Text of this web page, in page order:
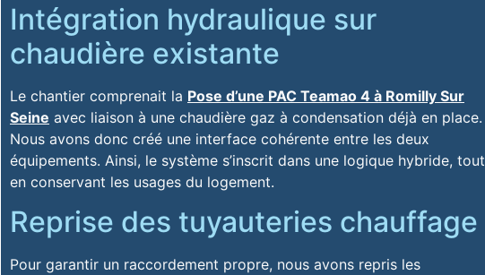
Intégration hydraulique sur
chaudière existante
Le chantier comprenait la Pose d’une PAC Teamao 4 à Romilly Sur
Seine avec liaison à une chaudière gaz à condensation déjà en place.
Nous avons donc créé une interface cohérente entre les deux
équipements. Ainsi, le système s’inscrit dans une logique hybride, tout
en conservant les usages du logement.
Reprise des tuyauteries chauffage
Pour garantir un raccordement propre, nous avons repris les